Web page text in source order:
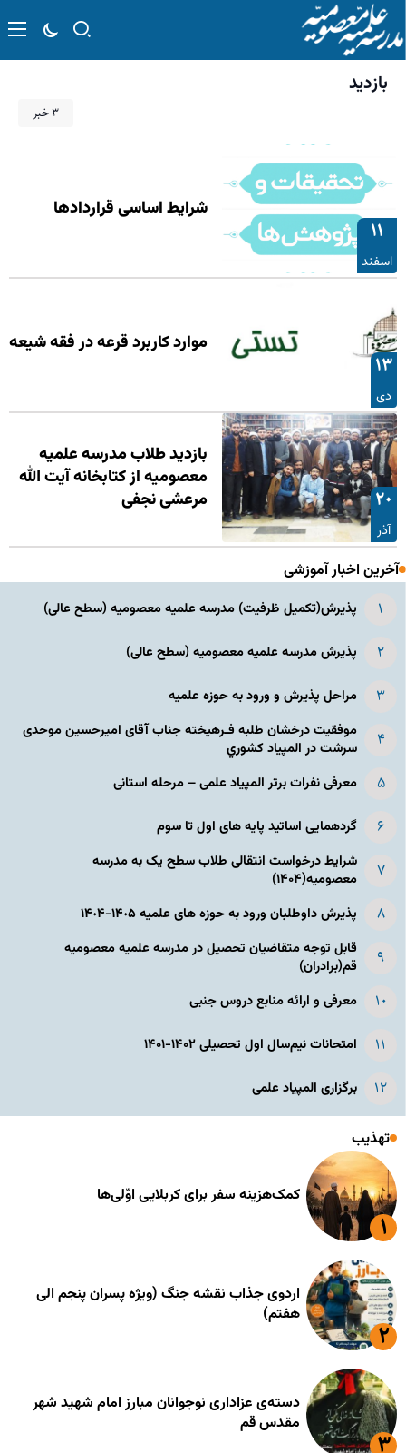
بازدید
۳ خبر
۱۱
اسفند
شرایط اساسی قراردادها
۱۳
دی
موارد کاربرد قرعه در فقه شیعه
۲۰
آذر
بازدید طلاب مدرسه علمیه
معصومیه از کتابخانه آیت الله
مرعشی نجفی
آخرین اخبار آموزشی
پذیرش(تکمیل ظرفیت) مدرسه علمیه معصومیه‌ (سطح عالی)
پذیرش مدرسه علمیه معصومیه‌ (سطح عالی)
مراحل پذیرش و ورود به حوزه علمیه
موفقیت درخشان طلبه فـرهیخته جناب آقای امیرحسین موحدی
سرشت در المپياد كشوري
معرفی نفرات برتر المپیاد علمی – مرحله استانی
گردهمایی اساتید پایه های اول تا سوم
شرایط درخواست انتقالی طلاب سطح یک به مدرسه
معصومیه(۱۴۰۴)
پذیرش داوطلبان ورود به حوزه های علمیه ١۴٠۵-١۴٠۴
قابل توجه متقاضیان تحصیل در مدرسه علمیه معصومیه
قم(برادران)
معرفی و ارائه منابع دروس جنبی
امتحانات نیم‌سال اول تحصیلی ۱۴۰۲-۱۴۰۱
برگزاری المپیاد علمی
تهذیب
کمک‌هزینه سفر برای کربلایی اوّلی‌ها
اردوی جذاب نقشه جنگ (ویژه پسران پنجم الی
هفتم)
دسته‌ی عزاداری نوجوانان مبارز امام شهید شهر
مقدس قم